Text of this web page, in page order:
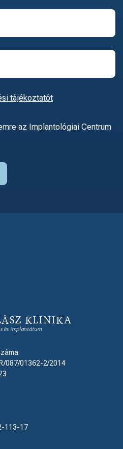
tájékoztatót
az Implantológiai Centrum
087/01362-2/2014
113-17